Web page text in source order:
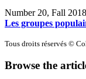
Number 20, Fall 2018
Les groupes
Tous droits réservés ©
Browse the